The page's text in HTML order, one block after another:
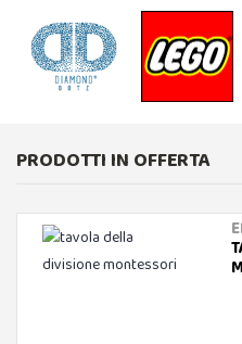
PRODOTTI IN OFFERTA